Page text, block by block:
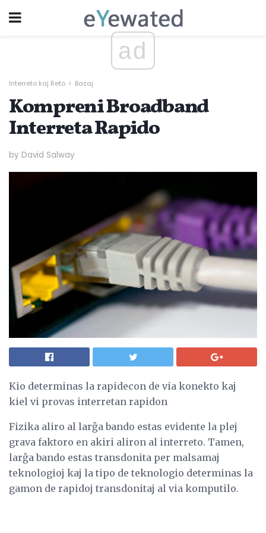
ad
Interreto kaj Reto Bazaj
Kompreni Broadband
Interreta Rapido
by David Salway
Kio determinas la rapidecon de via konekto kaj
kiel vi provas interretan rapidon
Fizika aliro al larĝa bando estas evidente la plej
grava faktoro en akiri aliron al interreto. Tamen,
larĝa bando estas transdonita per malsamaj
teknologioj kaj la tipo de teknologio determinas la
gamon de rapidoj transdonitaj al via komputilo.